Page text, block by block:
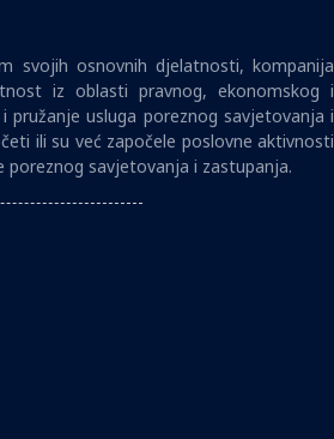
svojih osnovnih djelatnosti, kompanija
iz oblasti pravnog, ekonomskog i
usluga poreznog savjetovanja i
ili su već započele poslovne aktivnosti
poreznog savjetovanja i zastupanja.